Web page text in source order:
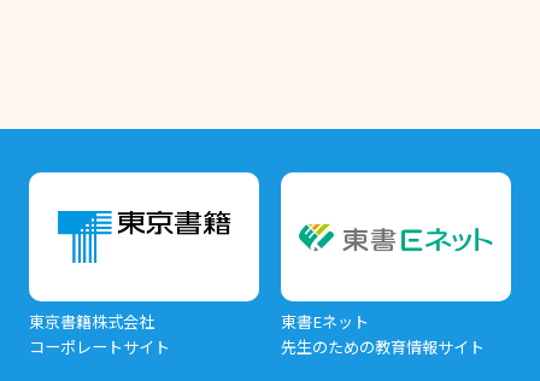
東京書籍株式会社
コーポレートサイト
東書Eネット
先生のための教育情報サイト